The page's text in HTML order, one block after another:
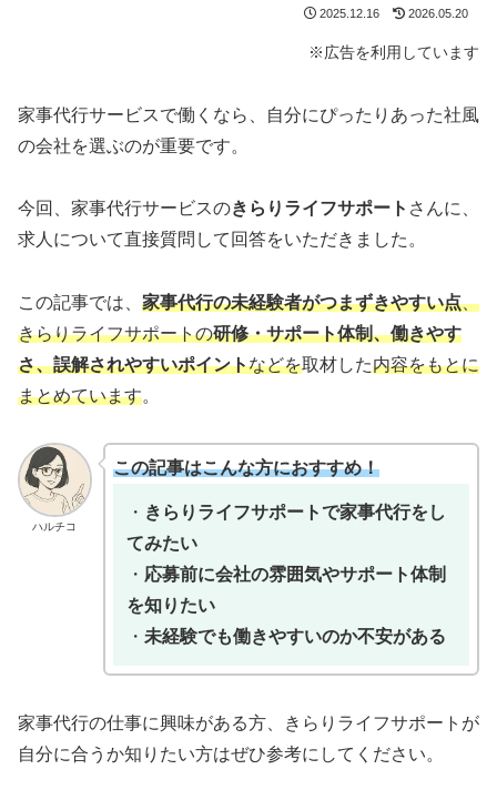
2025.12.16 2026.05.20
※広告を利用しています
家事代行サービスで働くなら、自分にぴったりあった社風
の会社を選ぶのが重要です。
今回、家事代行サービスのきらりライフサポート さんに、
求人について直接質問して回答をいただきました。
この記事では、 家事代行の未経験者がつまずきやすい点、
きらりライフサポートの研修・サポート体制、働きやす
さ、誤解されやすいポイントなどを取材した内容をもとに
まとめています。
ハルチコ
この記事はこんな方におすすめ！
・ きらりライフサポートで家事代行をし
てみたい
・ 応募前に会社の雰囲気やサポート体制
を知りたい
・ 未経験でも働きやすいのか不安がある
家事代行の仕事に興味がある方、きらりライフサポートが
自分に合うか知りたい方はぜひ参考にしてください。